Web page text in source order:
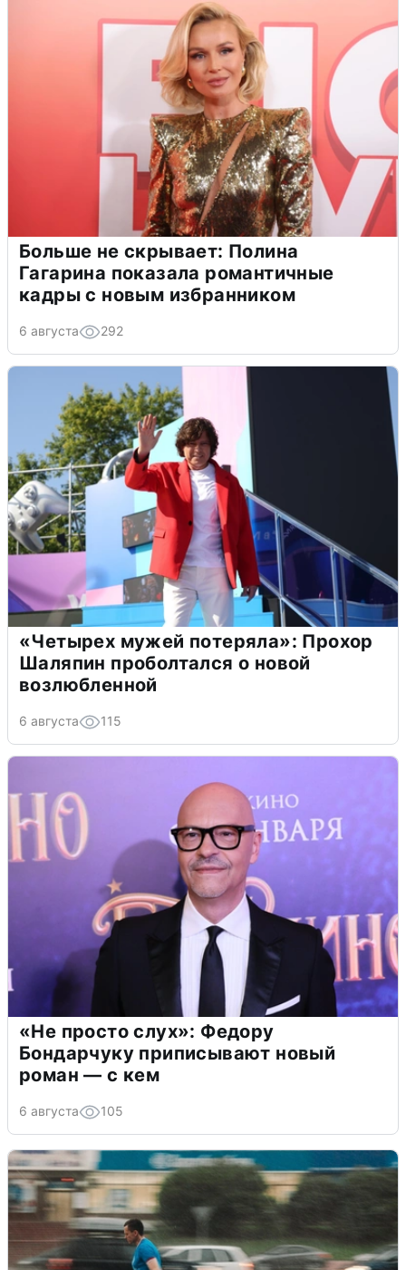
Больше не скрывает: Полина
Гагарина показала романтичные
кадры с новым избранником
6 августа 292
«Четырех мужей потеряла»: Прохор
Шаляпин проболтался о новой
возлюбленной
6 августа 115
«Не просто слух»: Федору
Бондарчуку приписывают новый
роман — с кем
6 августа 105